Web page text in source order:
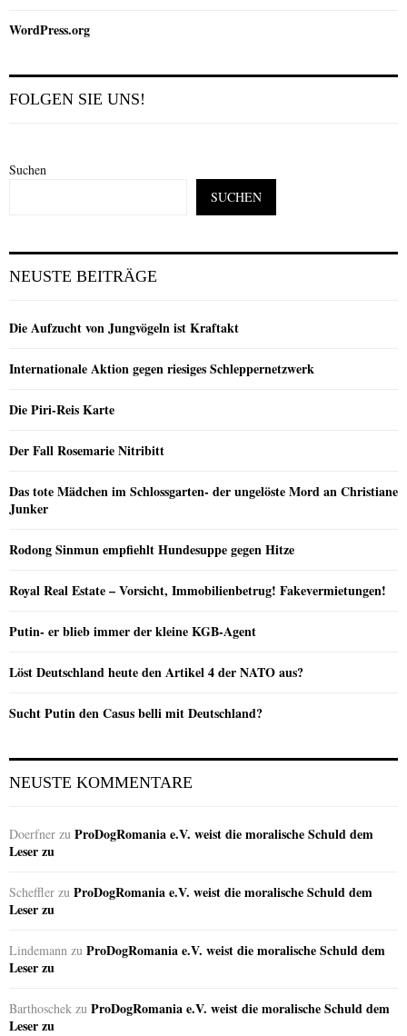
WordPress.org
FOLGEN SIE UNS!
Suchen
SUCHEN
NEUSTE BEITRÄGE
Die Aufzucht von Jungvögeln ist Kraftakt
Internationale Aktion gegen riesiges Schleppernetzwerk
Die Piri-Reis Karte
Der Fall Rosemarie Nitribitt
Das tote Mädchen im Schlossgarten- der ungelöste Mord an Christiane
Junker
Rodong Sinmun empfiehlt Hundesuppe gegen Hitze
Royal Real Estate – Vorsicht, Immobilienbetrug! Fakevermietungen!
Putin- er blieb immer der kleine KGB-Agent
Löst Deutschland heute den Artikel 4 der NATO aus?
Sucht Putin den Casus belli mit Deutschland?
NEUSTE KOMMENTARE
Doerfner zu ProDogRomania e.V. weist die moralische Schuld dem
Leser zu
Scheffler zu ProDogRomania e.V. weist die moralische Schuld dem
Leser zu
Lindemann zu ProDogRomania e.V. weist die moralische Schuld dem
Leser zu
Barthoschek zu ProDogRomania e.V. weist die moralische Schuld dem
Leser zu